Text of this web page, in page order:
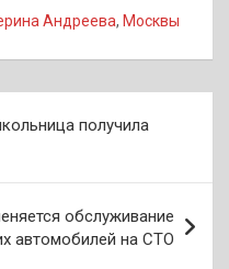
Андреева, Москвы
получила
обслуживание
автомобилей на СТО